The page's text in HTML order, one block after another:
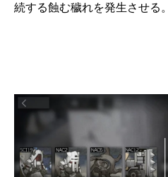
続する蝕む穢れを発生させる